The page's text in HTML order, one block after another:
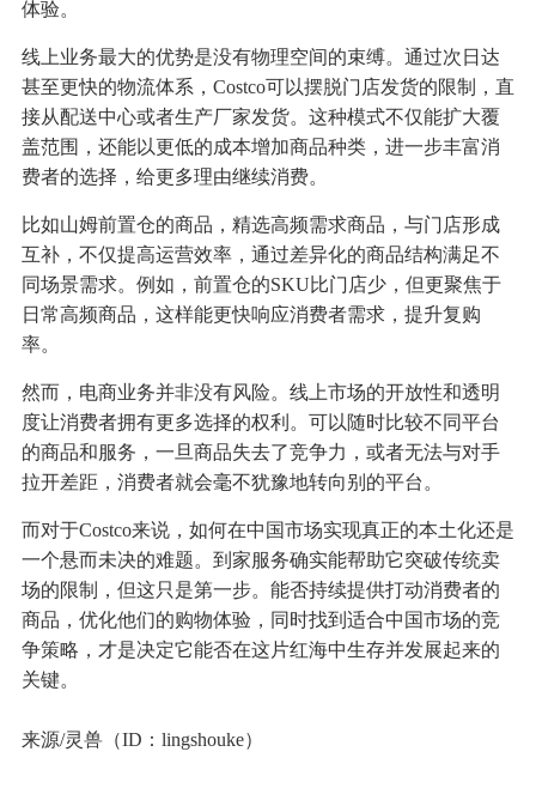
体验。
线上业务最大的优势是没有物理空间的束缚。通过次日达
甚至更快的物流体系，Costco可以摆脱门店发货的限制，直
接从配送中心或者生产厂家发货。这种模式不仅能扩大覆
盖范围，还能以更低的成本增加商品种类，进一步丰富消
费者的选择，给更多理由继续消费。
比如山姆前置仓的商品，精选高频需求商品，与门店形成
互补，不仅提高运营效率，通过差异化的商品结构满足不
同场景需求。例如，前置仓的SKU比门店少，但更聚焦于
日常高频商品，这样能更快响应消费者需求，提升复购
率。
然而，电商业务并非没有风险。线上市场的开放性和透明
度让消费者拥有更多选择的权利。可以随时比较不同平台
的商品和服务，一旦商品失去了竞争力，或者无法与对手
拉开差距，消费者就会毫不犹豫地转向别的平台。
而对于Costco来说，如何在中国市场实现真正的本土化还是
一个悬而未决的难题。到家服务确实能帮助它突破传统卖
场的限制，但这只是第一步。能否持续提供打动消费者的
商品，优化他们的购物体验，同时找到适合中国市场的竞
争策略，才是决定它能否在这片红海中生存并发展起来的
关键。
来源/灵兽（ID：lingshouke）